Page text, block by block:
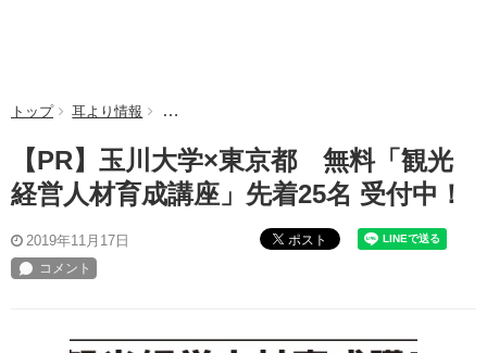
トップ 耳より情報 【PR】玉川大学×東京都 無料「観光経営人材育
【PR】玉川大学×東京都 無料「観光
経営人材育成講座」先着25名 受付中！
2019年11月17日 ポスト